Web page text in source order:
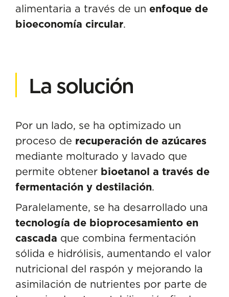
alimentaria a través de un enfoque de
bioeconomía circular.
La solución
Por un lado, se ha optimizado un
proceso de recuperación de azúcares
mediante molturado y lavado que
permite obtener bioetanol a través de
fermentación y destilación.
Paralelamente, se ha desarrollado una
tecnología de bioprocesamiento en
cascada que combina fermentación
sólida e hidrólisis, aumentando el valor
nutricional del raspón y mejorando la
asimilación de nutrientes por parte de